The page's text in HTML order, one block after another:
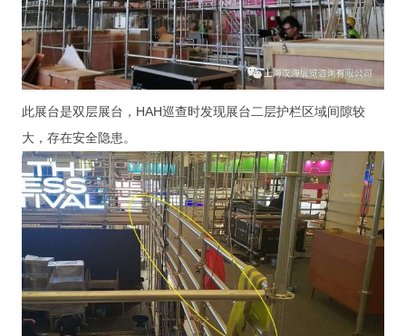
此展台是双层展台，HAH巡查时发现展台二层护栏区域间隙较
大，存在安全隐患。